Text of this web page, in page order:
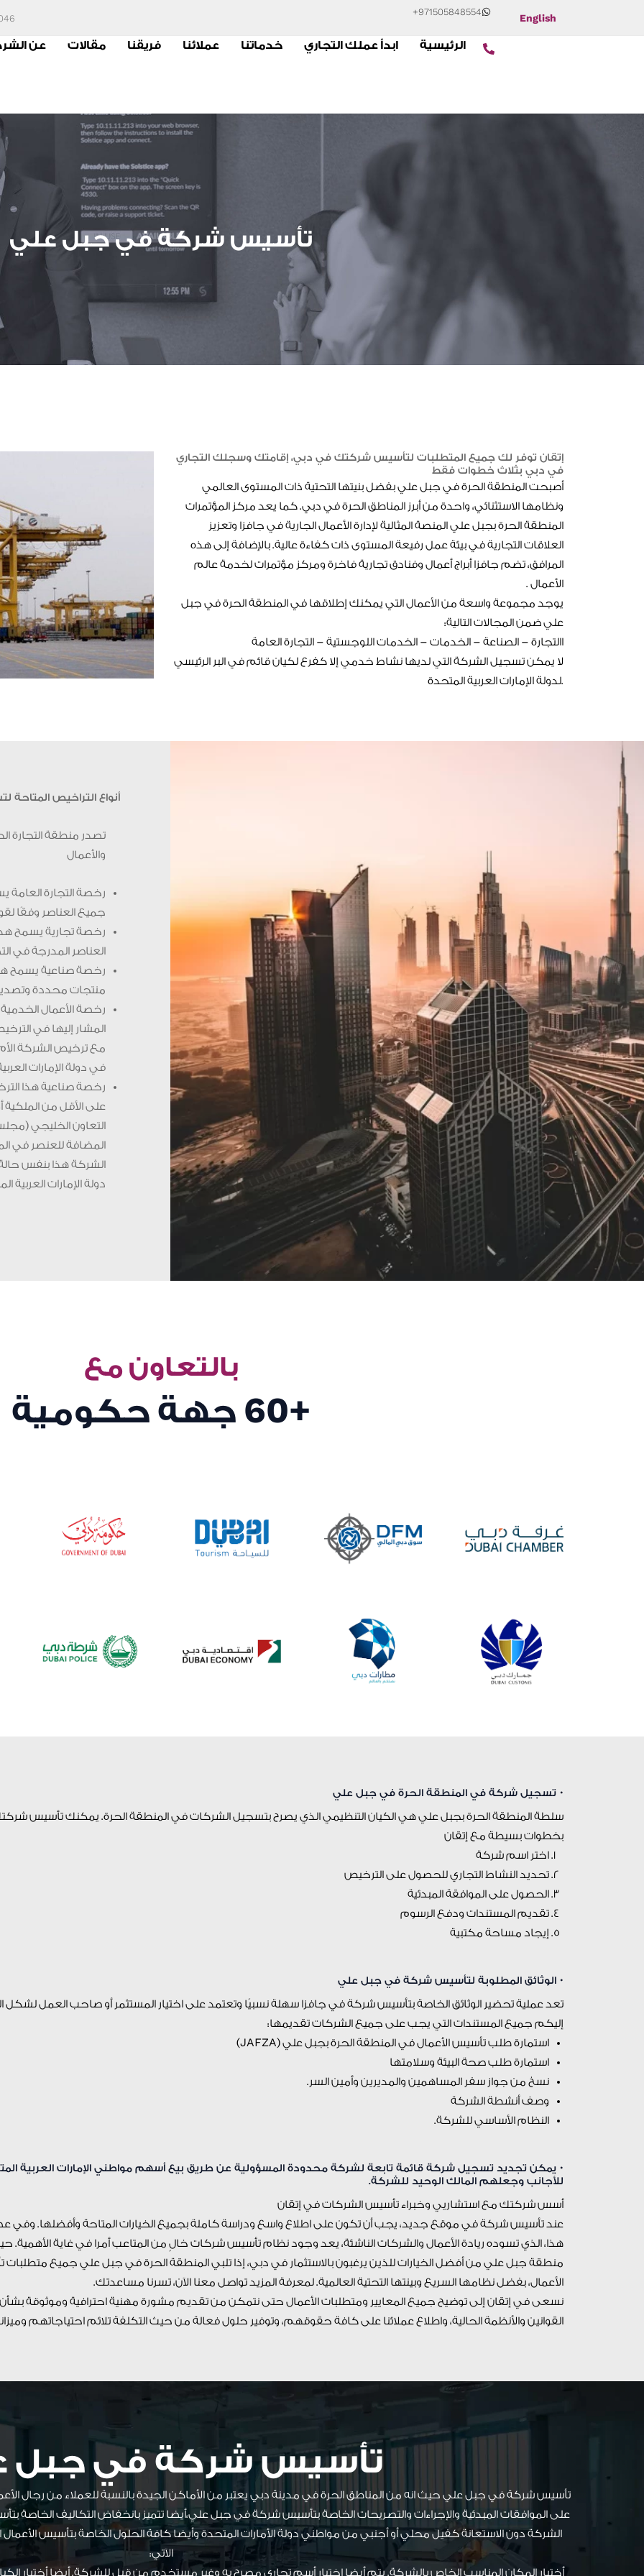
English
+971505848554
الرئيسية ابدأ عملك التجاري خدماتنا عملائنا فريقنا مقالات عن
تأسيس شركة في جبل علي
إتقان توفر لك جميع المتطلبات لتأسيس شركتك في دبي، إقامتك وسجلك التجاري
في دبي بثلاث خطوات فقط
أصبحت المنطقة الحرة في جبل علي بفضل بنيتها التحتية ذات المستوى العالمي
ونظامها الاستثنائي، واحدة من أبرز المناطق الحرة في دبي. كما يعد مركز المؤتمرات
المنطقة الحرة بجبل علي المنصة المثالية لإدارة الأعمال الجارية في جافزا وتعزيز
العلاقات التجارية في بيئة عمل رفيعة المستوى ذات كفاءة عالية. بالإضافة إلى هذه
المرافق، تضم جافزا أبراج أعمال وفنادق تجارية فاخرة ومركز مؤتمرات لخدمة عالم
الأعمال .
يوجد مجموعة واسعة من الأعمال التي يمكنك إطلاقها في المنطقة الحرة في جبل
علي ضمن المجالات التالية:
االتجارة – الصناعة – الخدمات – الخدمات اللوجستية – التجارة العامة
لا يمكن تسجيل الشركة التي لديها نشاط خدمي إلا كفرع لكيان قائم في البر الرئيسي
لدولة الإمارات العربية المتحدة.
أنواع التراخيص
تصدر منطقة التجارة
والأعمال
رخصة التجارة العامة
جميع العناصر وفقًا
رخصة تجارية يسمح
العناصر المدرجة في
رخصة صناعية يسمح
منتجات محددة وتصدير
رخصة الأعمال
المشار إليها في
مع ترخيص الشركة الأم
في دولة الإمارات
على الأقل من
التعاون الخليجي
الشركة هذا بنفس
دولة الإمارات العربية
بالتعاون مع
+60 جهة حكومية
• تسجيل شركة في المنطقة الحرة في جبل علي
سلطة المنطقة الحرة بجبل علي هي الكيان التنظيمي الذي يصرح بتسجيل الشركات في المنطقة الحرة. يمكنك تأسيس
بخطوات بسيطة مع إتقان
اختر اسم شركة
تحديد النشاط التجاري للحصول على الترخيص
الحصول على الموافقة المبدئية
تقديم المستندات ودفع الرسوم
إيجاد مساحة مكتبية
• الوثائق المطلوبة لتأسيس شركة في جبل علي
تعد عملية تحضير الوثائق الخاصة بتأسيس شركة في جافزا سهلة نسبيًا وتعتمد على اختيار المستثمر أو صاحب العمل لشكل
إليكم جميع المستندات التي يجب على جميع الشركات تقديمها:
استمارة طلب تأسيس الأعمال في المنطقة الحرة بجبل علي (JAFZA)
استمارة طلب صحة البيئة وسلامتها
نسخ من جواز سفر المساهمين والمديرين وأمين السر.
وصف أنشطة الشركة
النظام الأساسي للشركة.
• يمكن تجديد تسجيل شركة قائمة تابعة لشركة محدودة المسؤولية عن طريق بيع أسهم مواطني الإمارات العربية
للأجانب وجعلهم المالك الوحيد للشركة.
أسس شركتك مع استشاريي وخبراء تأسيس الشركات في إتقان
عند تأسيس شركة في موقع جديد، يجب أن تكون على اطلاع واسع ودراسة كاملة بجميع الخيارات المتاحة وأفضلها. وفي
هذا، الذي تسوده ريادة الأعمال والشركات الناشئة، يعد وجود نظام تأسيس شركات خالٍ من المتاعب أمرا في غاية الأهمية.
منطقة جبل علي من أفضل الخيارات للذين يرغبون بالاستثمار في دبي، إذا تلبي المنطقة الحرة في جبل علي جميع
الأعمال، بفضل نظامها السريع وبينتها التحتية العالمية. لمعرفة المزيد تواصل معنا الآن، تسرنا مساعدتك.
نسعى في إتقان إلى توضيح جميع المعايير ومتطلبات الأعمال حتى نتمكن من تقديم مشورة مهنية احترافية وموثوقة بشأن
القوانين والأنظمة الحالية، واطلاع عملائنا على كافة حقوقهم، وتوفير حلول فعالة من حيث التكلفة تلائم احتياجاتهم
تأسيس شركة في جبل
تأسيس شركة في جبل علي حيث انه من المناطق الحرة في مدينة دبي يعتبر من الأماكن الجيدة بالنسبة للعملاء من رجال
على الموافقات المبدئية والإجراءات والتصريحات الخاصة بتأسيس شركة في جبل علي،أيضا تتميز بانخفاض التكاليف الخاصة
الشركة دون الاستعانة كفيل محلي أو أجنبي من مواطني دولة الأمارات المتحدة وأيضا كافة الحلول الخاصة بتأسيس
الآتي:
أختيار المكان المناسب الخاص بالشركة. يتم أيضا اختيار أسم تجاري مصرح به وغير مستخدم من قبل للشركة. أيضا أختيار